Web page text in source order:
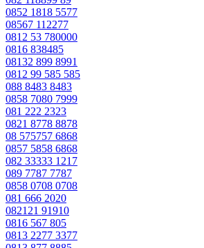
0852 1818 5577
08567 112277
0812 53 780000
0816 838485
08132 899 8991
0812 99 585 585
088 8483 8483
0858 7080 7999
081 222 2323
0821 8778 8878
08 575757 6868
0857 5858 6868
082 33333 1217
089 7787 7787
0858 0708 0708
081 666 2020
082121 91910
0816 567 805
0813 2277 3377